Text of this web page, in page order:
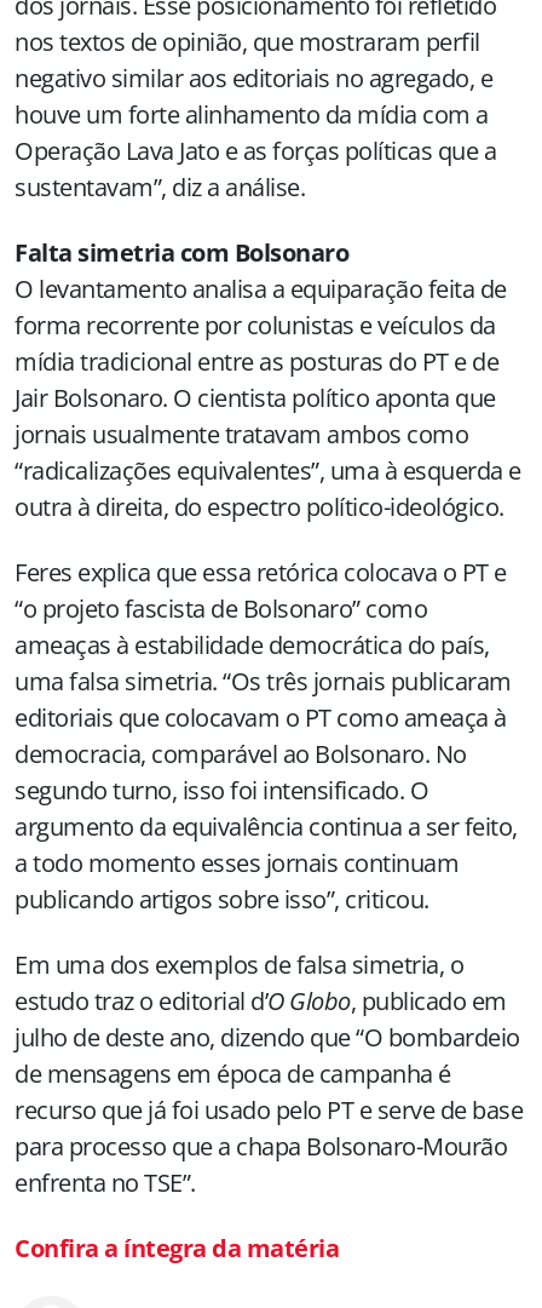
nos textos de opinião, que mostraram perfil
negativo similar aos editoriais no agregado, e
houve um forte alinhamento da mídia com a
Operação Lava Jato e as forças políticas que a
sustentavam”, diz a análise.
Falta simetria com Bolsonaro
O levantamento analisa a equiparação feita de
forma recorrente por colunistas e veículos da
mídia tradicional entre as posturas do PT e de
Jair Bolsonaro. O cientista político aponta que
jornais usualmente tratavam ambos como
“radicalizações equivalentes”, uma à esquerda e
outra à direita, do espectro político-ideológico.
Feres explica que essa retórica colocava o PT e
“o projeto fascista de Bolsonaro” como
ameaças à estabilidade democrática do país,
uma falsa simetria. “Os três jornais publicaram
editoriais que colocavam o PT como ameaça à
democracia, comparável ao Bolsonaro. No
segundo turno, isso foi intensificado. O
argumento da equivalência continua a ser feito,
a todo momento esses jornais continuam
publicando artigos sobre isso”, criticou.
Em uma dos exemplos de falsa simetria, o
estudo traz o editorial d’O Globo, publicado em
julho de deste ano, dizendo que “O bombardeio
de mensagens em época de campanha é
recurso que já foi usado pelo PT e serve de base
para processo que a chapa Bolsonaro-Mourão
enfrenta no TSE”.
Confira a íntegra da matéria